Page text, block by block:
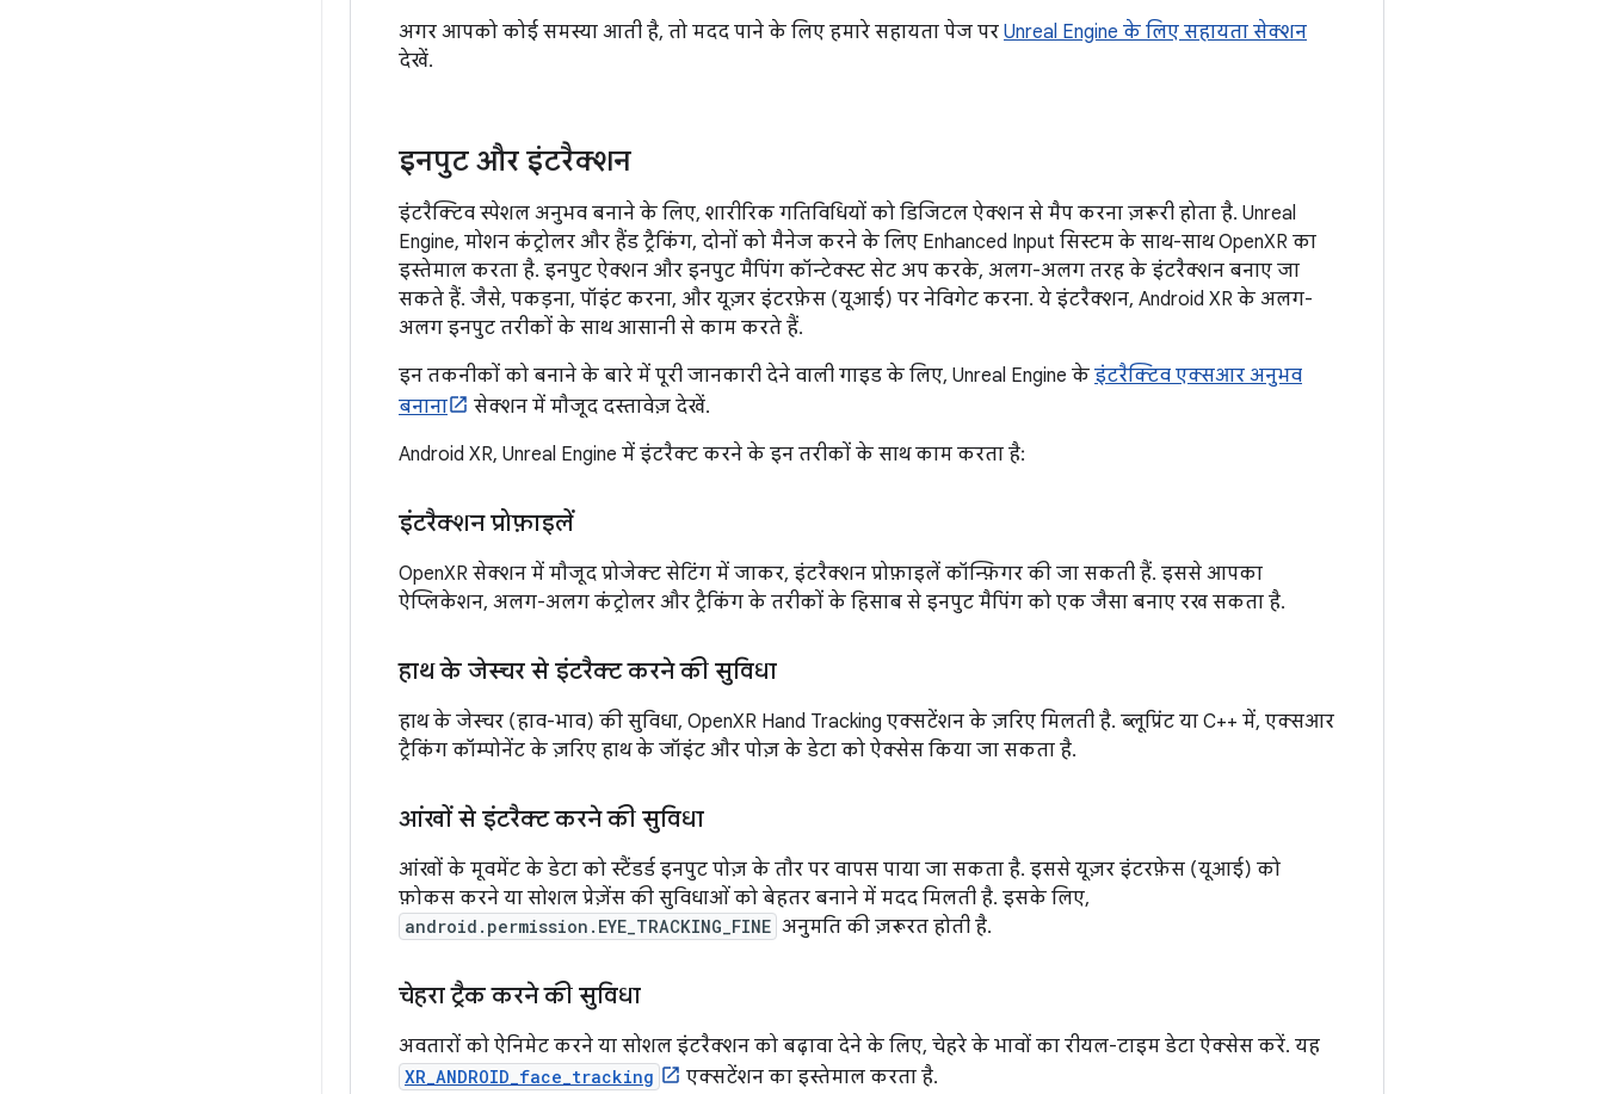
अगर आपको कोई समस्या आती है, तो मदद पाने के लिए हमारे सहायता पेज पर Unreal Engine के लिए सहायता सेक्शन
देखें.
इनपुट और इंटरैक्शन
इंटरैक्टिव स्पेशल अनुभव बनाने के लिए, शारीरिक गतिविधियों को डिजिटल ऐक्शन से मैप करना ज़रूरी होता है. Unreal
Engine, मोशन कंट्रोलर और हैंड ट्रैकिंग, दोनों को मैनेज करने के लिए Enhanced Input सिस्टम के साथ-साथ OpenXR का
इस्तेमाल करता है. इनपुट ऐक्शन और इनपुट मैपिंग कॉन्टेक्स्ट सेट अप करके, अलग-अलग तरह के इंटरैक्शन बनाए जा
सकते हैं. जैसे, पकड़ना, पॉइंट करना, और यूज़र इंटरफ़ेस (यूआई) पर नेविगेट करना. ये इंटरैक्शन, Android XR के अलग-
अलग इनपुट तरीकों के साथ आसानी से काम करते हैं.
इन तकनीकों को बनाने के बारे में पूरी जानकारी देने वाली गाइड के लिए, Unreal Engine के इंटरैक्टिव एक्सआर अनुभव
बनाना
सेक्शन में मौजूद दस्तावेज़ देखें.
Android XR, Unreal Engine में इंटरैक्ट करने के इन तरीकों के साथ काम करता है:
इंटरैक्शन प्रोफ़ाइलें
OpenXR सेक्शन में मौजूद प्रोजेक्ट सेटिंग में जाकर, इंटरैक्शन प्रोफ़ाइलें कॉन्फ़िगर की जा सकती हैं. इससे आपका
ऐप्लिकेशन, अलग-अलग कंट्रोलर और ट्रैकिंग के तरीकों के हिसाब से इनपुट मैपिंग को एक जैसा बनाए रख सकता है.
हाथ के जेस्चर से इंटरैक्ट करने की सुविधा
हाथ के जेस्चर (हाव-भाव) की सुविधा, OpenXR Hand Tracking एक्सटेंशन के ज़रिए मिलती है. ब्लूप्रिंट या C++ में, एक्सआर
ट्रैकिंग कॉम्पोनेंट के ज़रिए हाथ के जॉइंट और पोज़ के डेटा को ऐक्सेस किया जा सकता है.
आंखों से इंटरैक्ट करने की सुविधा
आंखों के मूवमेंट के डेटा को स्टैंडर्ड इनपुट पोज़ के तौर पर वापस पाया जा सकता है. इससे यूज़र इंटरफ़ेस (यूआई) को
फ़ोकस करने या सोशल प्रेज़ेंस की सुविधाओं को बेहतर बनाने में मदद मिलती है. इसके लिए,
android.permission.EYE_TRACKING_FINE अनुमति की ज़रूरत होती है.
चेहरा ट्रैक करने की सुविधा
अवतारों को ऐनिमेट करने या सोशल इंटरैक्शन को बढ़ावा देने के लिए, चेहरे के भावों का रीयल-टाइम डेटा ऐक्सेस करें. यह
XR_ANDROID_face_tracking एक्सटेंशन का इस्तेमाल करता है.